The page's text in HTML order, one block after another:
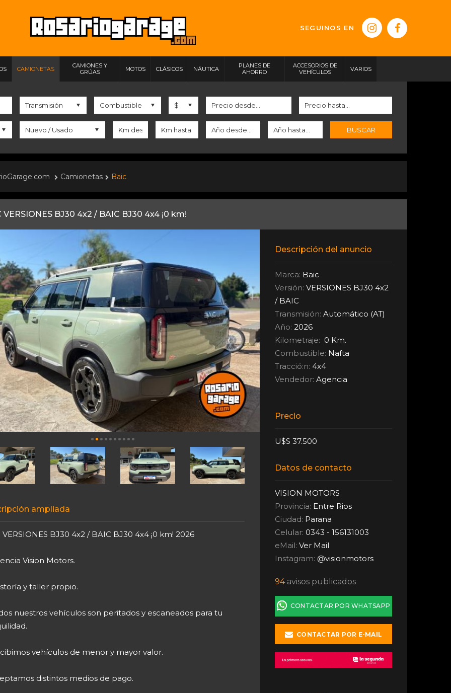
SEGUINOS EN
CAMIONETAS
CAMIONES Y
GRÚAS
MOTOS CLÁSICOS NÁUTICA
PLANES DE
AHORRO
ACCESORIOS DE
VEHÍCULOS
VARIOS
BUSCAR
Camionetas Baic
VERSIONES BJ30 4x2 / BAIC BJ30 4x4 ¡0 km!
ampliada
BJ30 4x2 / BAIC BJ30 4x4 ¡0 km! 2026
Vision Motors.
y taller propio.
nuestros vehículos son peritados y escaneados para tu
vehículos de menor y mayor valor.
distintos medios de pago.
Descripción del anuncio
Marca: Baic
Versión: VERSIONES BJ30 4x2
/ BAIC
Transmisión: Automático (AT)
Año: 2026
Kilometraje: 0 Km.
Combustible: Nafta
Tracció:n: 4x4
Vendedor: Agencia
Precio
U$S 37.500
Datos de contacto
VISION MOTORS
Provincia: Entre Rios
Ciudad: Parana
Celular: 0343 - 156131003
eMail:Ver Mail
Instagram: @visionmotors
94avisos publicados
CONTACTAR POR WHATSAPP
CONTACTAR POR E-MAIL